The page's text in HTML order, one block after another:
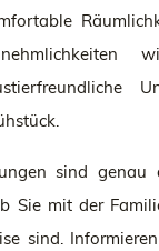
sind genau
Sie mit der
sind.